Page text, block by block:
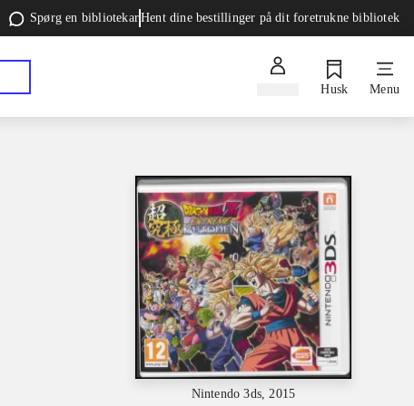
Spørg en bibliotekarHent dine bestillinger på dit foretrukne bibliotek
Husk Menu
Nintendo 3ds, 2015